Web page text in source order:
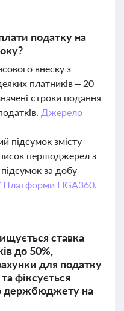
податку на
внеску з
платників – 20
строки подання
Джерело
підсумок змісту
першоджерел з
за добу
Платформи LIGA360.
ставка
до 50%,
для податку
фіксується
держбюджету на